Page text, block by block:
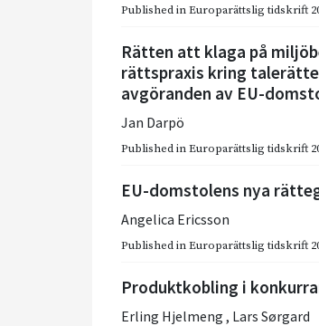
Published inEuroparättslig tidskrift
Rätten att klaga på
rättspraxis kring
avgöranden av EU-
Jan Darpö
Published inEuroparättslig tidskrift
EU-domstolens nya
Angelica Ericsson
Published inEuroparättslig tidskrift
Produktkobling i
Erling Hjelmeng , Lars Sørgard